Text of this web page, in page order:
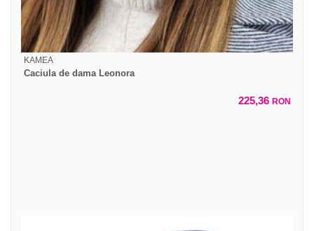
KAMEA
Caciula de dama Leonora
225,36 RON